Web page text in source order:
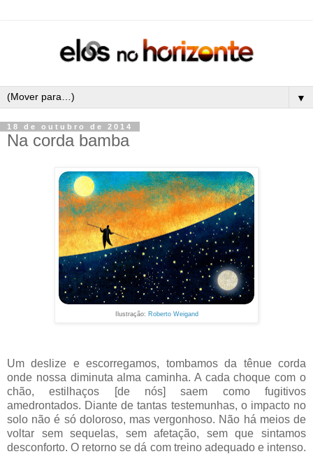
▼
18 de outubro de 2014
Na corda bamba
Ilustração: Roberto Weigand
Um deslize e escorregamos, tombamos da tênue corda
onde nossa diminuta alma caminha. A cada choque com o
chão, estilhaços [de nós] saem como fugitivos
amedrontados. Diante de tantas testemunhas, o impacto no
solo não é só doloroso, mas vergonhoso. Não há meios de
voltar sem sequelas, sem afetação, sem que sintamos
desconforto. O retorno se dá com treino adequado e intenso.